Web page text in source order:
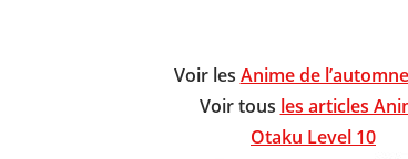
Voir les Anime de
Voir tous les articles
Otaku Level 10